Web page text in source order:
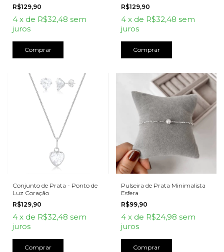
R$129,90
4 x de R$32,48 sem
juros
R$129,90
4 x de R$32,48 sem
juros
Conjunto de Prata - Ponto de
Luz Coração
R$129,90
4 x de R$32,48 sem
juros
Pulseira de Prata Minimalista
Esfera
R$99,90
4 x de R$24,98 sem
juros